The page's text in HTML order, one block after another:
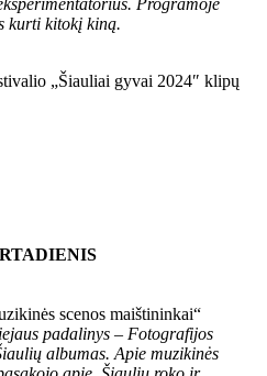
kurti kitokį kiną.
„Šiauliai gyvai 2024″ klipų
scenos maištininkai“
padalinys – Fotografijos
albumas. Apie muzikinės